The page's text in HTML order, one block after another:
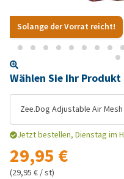
Solange der Vorrat reicht!
Wählen Sie Ihr
Zee.Dog Adjustable Air
Jetzt bestellen, Dienstag im
29,95 €
(29,95 € / st)